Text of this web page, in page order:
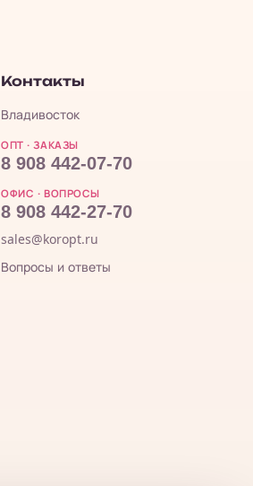
Контакты
Владивосток
ОПТ · ЗАКАЗЫ
8 908 442-07-70
ОФИС · ВОПРОСЫ
8 908 442-27-70
sales@koropt.ru
Вопросы и ответы